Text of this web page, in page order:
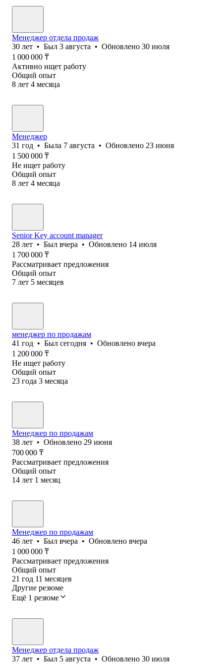
Менеджер отдела продаж
30 лет • Был 3 августа • Обновлено 30 июля
1 000 000 ₸
Активно ищет работу
Общий опыт
8 лет 4 месяца
Менеджер
31 год • Была 7 августа • Обновлено 23 июня
1 500 000 ₸
Не ищет работу
Общий опыт
8 лет 4 месяца
Senior Key account manager
28 лет • Был вчера • Обновлено 14 июля
1 700 000 ₸
Рассматривает предложения
Общий опыт
7 лет 5 месяцев
менеджер по продажам
41 год • Был сегодня • Обновлено вчера
1 200 000 ₸
Не ищет работу
Общий опыт
23 года 3 месяца
Менеджер по продажам
38 лет • Обновлено 29 июня
700 000 ₸
Рассматривает предложения
Общий опыт
14 лет 1 месяц
Менеджер по продажам
46 лет • Был вчера • Обновлено вчера
1 000 000 ₸
Рассматривает предложения
Общий опыт
21 год 11 месяцев
Другие резюме
Ещё 1 резюме
Менеджер отдела продаж
37 лет • Был 5 августа • Обновлено 30 июля